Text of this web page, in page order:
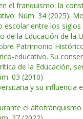
el franquismo: la
Núm. 34 (2025):
entre los siglos
de la Educación de la
Patrimonio
educativo. Su
de la Educación,
03 (2010)
y su influencia
el